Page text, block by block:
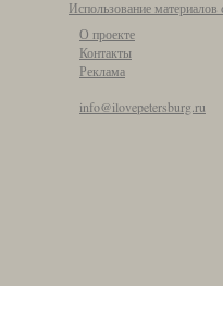
Использование материалов
О проекте
Контакты
Реклама
info@ilovepetersburg.ru